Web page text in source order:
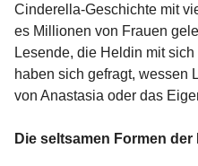
Cinderella-Geschichte mit
es Millionen von Frauen
Lesende, die Heldin mit
haben sich gefragt, wessen
von Anastasia oder das
Die seltsamen Formen der